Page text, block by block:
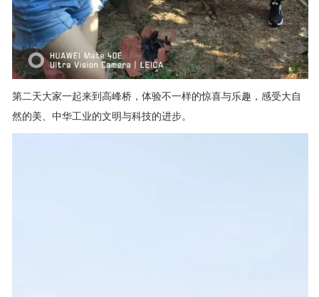
第二天大家一起来到高峰桥，体验不一样的惊喜与乐趣，感受大自
然的美、中华工业的文明与科技的进步。